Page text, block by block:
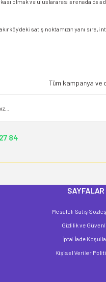
olmak ve uluslararası arenada da
satış noktamızın yanı
Tüm kampanya ve
84
SAYFALAR
Mesafeli Satış
Gizlilik ve
İptal İade
Kişisel Veriler